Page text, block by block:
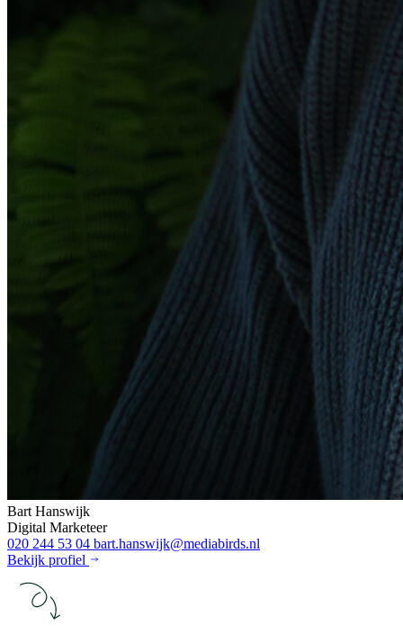
Bart Hanswijk
Digital Marketeer
020 244 53 04 bart.hanswijk@mediabirds.nl
Bekijk profiel